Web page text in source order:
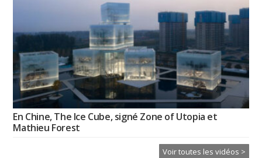
En Chine, The Ice Cube, signé Zone of Utopia et
Mathieu Forest
Voir toutes les vidéos >